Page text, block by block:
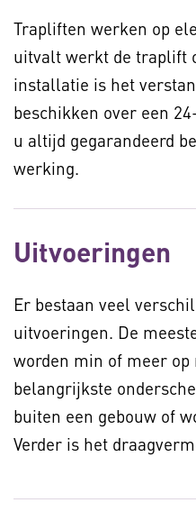
Trapliften werken op
uitvalt werkt de traplift
installatie is het
beschikken over een
u altijd gegarandeerd
werking.
Uitvoeringen
Er bestaan veel
uitvoeringen. De
worden min of meer op
belangrijkste
buiten een gebouw of
Verder is het